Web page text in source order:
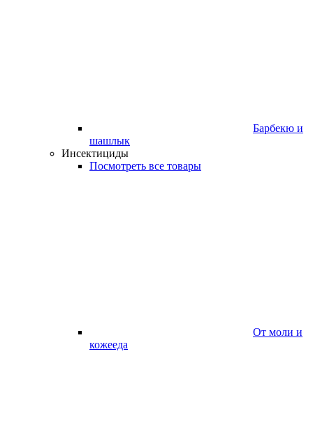
Барбекю и
шашлык
Инсектициды
Посмотреть все товары
От моли и
кожееда